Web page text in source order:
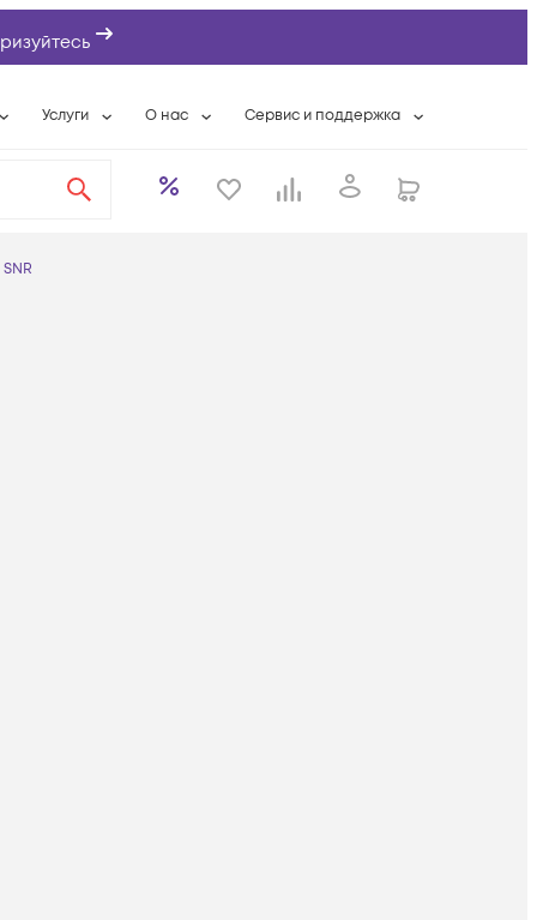
Услуги
Системная интеграция
О нас
Контактная информация
Сервис и поддержка
Контакты сервисных центров
SNR